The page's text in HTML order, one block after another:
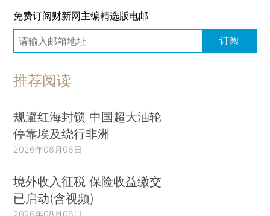
免费订阅财新网主编精选版电邮
订阅
推荐阅读
规避红海封锁 中国超大油轮
停靠埃及绕行非洲
2026年08月06日
境外收入征税 保险收益缴交
已启动(含视频)